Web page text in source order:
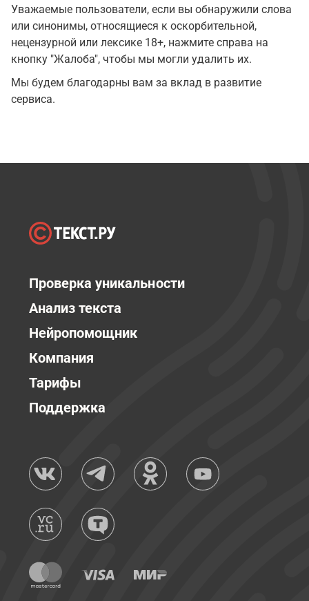
Уважаемые пользователи, если вы обнаружили слова
или синонимы, относящиеся к оскорбительной,
нецензурной или лексике 18+, нажмите справа на
кнопку "Жалоба", чтобы мы могли удалить их.
Мы будем благодарны вам за вклад в развитие
сервиса.
Проверка уникальности
Анализ текста
Нейропомощник
Компания
Тарифы
Поддержка